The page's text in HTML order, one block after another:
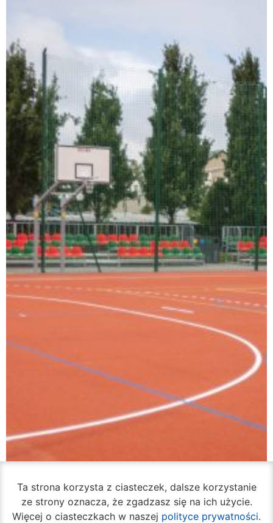
Ta strona korzysta z ciasteczek, dalsze korzystanie
ze strony oznacza, że zgadzasz się na ich użycie.
Więcej o ciasteczkach w naszej polityce prywatności.